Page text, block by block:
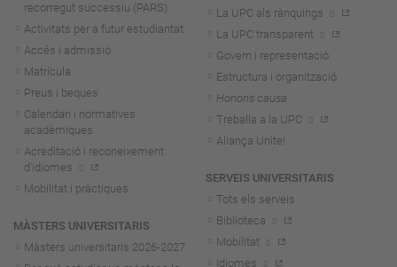
recorregut successiu (PARS)
Activitats per a futur estudiantat
Accés i admissió
Matrícula
Preus i beques
Calendari i normatives
acadèmiques
Acreditació i reconeixement
d'idiomes
Mobilitat i pràctiques
MÀSTERS UNIVERSITARIS
Màsters universitaris 2026-2027
La UPC als rànquings
La UPC transparent
Govern i representació
Estructura i organització
Honoris causa
Treballa a la UPC
Aliança Unite!
SERVEIS UNIVERSITARIS
Tots els serveis
Biblioteca
Mobilitat
Idiomes